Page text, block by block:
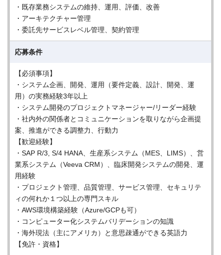
・既存業務システムの維持、運用、評価、改善
・アーキテクチャー管理
・委託先サービスレベル管理、契約管理
応募条件
【必須事項】
・システム企画、開発、運用（要件定義、設計、開発、運
用）の実務経験3年以上
・システム開発のプロジェクトマネージャー/リーダー経験
・社内外の関係者とコミュニケーションを取りながら企画提
案、推進ができる調整力、行動力
【歓迎経験】
・SAP R/3, S/4 HANA、生産系システム（MES、LIMS）、営
業系システム（Veeva CRM）、臨床開発システムの開発、運
用経験
・プロジェクト管理、品質管理、サービス管理、セキュリテ
ィの何れか１つ以上の専門スキル
・AWS環境構築経験（Azure/GCPも可）
・コンピューター化システムバリデーションの知識
・海外現法（主にアメリカ）と意思疎通ができる英語力
【免許・資格】